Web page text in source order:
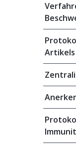
Artikels